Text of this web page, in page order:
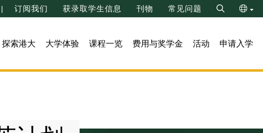
订阅我们 获录取学生信息 刊物 常见问题
Search
繁
探索港大 大学体验 课程一览 费用与奖学金 活动 申请入学